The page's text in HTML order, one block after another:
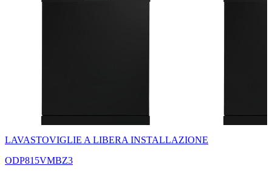
LAVASTOVIGLIE A LIBERA INSTALLAZIONE
ODP815VMBZ3